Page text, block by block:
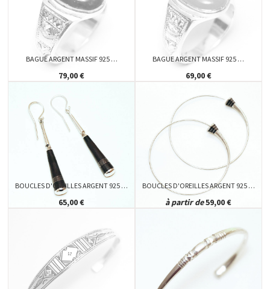
BAGUE ARGENT MASSIF 925 …
79,00 €
BAGUE ARGENT MASSIF 925 …
69,00 €
BOUCLES D'OREILLES ARGENT 925 …
65,00 €
BOUCLES D'OREILLES ARGENT 925 …
à partir de59,00 €